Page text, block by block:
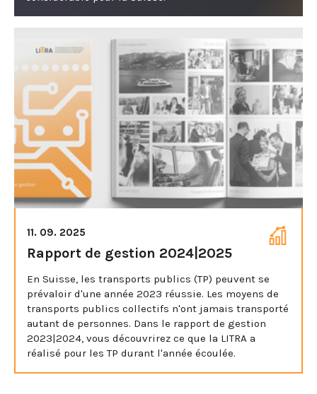
11. 09. 2025
Rapport de gestion 2024|2025
En Suisse, les transports publics (TP) peuvent se
prévaloir d'une année 2023 réussie. Les moyens de
transports publics collectifs n'ont jamais transporté
autant de personnes. Dans le rapport de gestion
2023|2024, vous découvrirez ce que la LITRA a
réalisé pour les TP durant l'année écoulée.